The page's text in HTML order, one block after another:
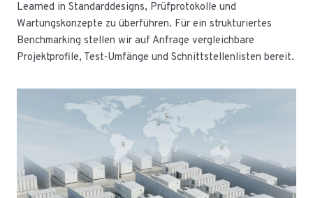
Learned in Standarddesigns, Prüfprotokolle und
Wartungskonzepte zu überführen. Für ein strukturiertes
Benchmarking stellen wir auf Anfrage vergleichbare
Projektprofile, Test‑Umfänge und Schnittstellenlisten bereit.